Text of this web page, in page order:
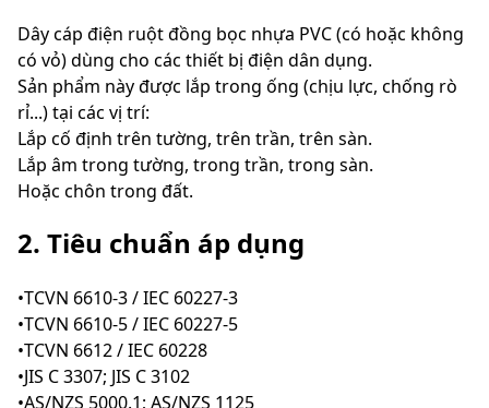
Dây cáp điện ruột đồng bọc nhựa PVC (có hoặc không
có vỏ) dùng cho các thiết bị điện dân dụng.
Sản phẩm này được lắp trong ống (chịu lực, chống rò
rỉ...) tại các vị trí:
Lắp cố định trên tường, trên trần, trên sàn.
Lắp âm trong tường, trong trần, trong sàn.
Hoặc chôn trong đất.
2. Tiêu chuẩn áp dụng
•TCVN 6610-3 / IEC 60227-3
•TCVN 6610-5 / IEC 60227-5
•TCVN 6612 / IEC 60228
•JIS C 3307; JIS C 3102
•AS/NZS 5000.1; AS/NZS 1125